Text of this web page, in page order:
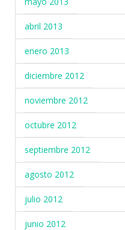
abril 2013
enero 2013
diciembre 2012
noviembre 2012
octubre 2012
septiembre 2012
agosto 2012
julio 2012
junio 2012